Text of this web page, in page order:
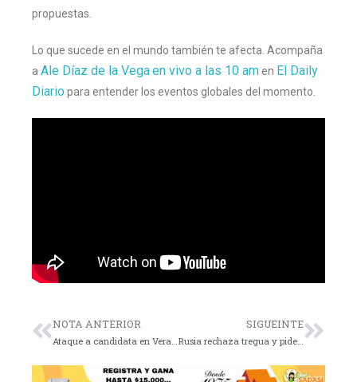
propuestas.
Lo que sucede en el mundo también te afecta. Acompaña
a Ale Díaz de la Vegaen vivo a las 10 amen El Daily
Diariopara entender los eventos globales del momento.
NOTA ANTERIOR SIGUEINTE
Rusia rechaza tregua y pide diálogo con Ucrania